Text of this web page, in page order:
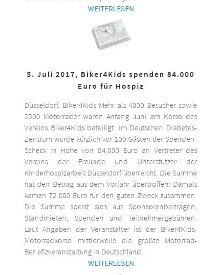
WEITERLESEN
5. Juli 2017, Biker4Kids spenden 84.000
Euro für Hospiz
Düsseldorf. Biker4Kids Mehr als 4000 Besucher sowie
2500 Motorräder waren Anfang Juni am Korso des
Vereins Biker4Kids beteiligt. Im Deutschen Diabetes-
Zentrum wurde kürzlich vor 100 Gästen der Spenden-
Scheck in Höhe von 84.000 Euro an Vertreter des
Vereins der Freunde und Unterstützer der
Kinderhospizarbeit Düsseldorf überreicht. Die Summe
hat den Betrag aus dem Vorjahr übertroffen: Damals
kamen 72.000 Euro für den guten Zweck zusammen.
Die Summe speist sich aus Sponsorenbeiträgen,
Standmieten, Spenden und Teilnehmergebühren.
Laut Angaben der Veranstalter ist der Biker4Kids-
Motorradkorso mittlerweile die größte Motorrad-
Benefizveranstaltung in Deutschland.
WEITERLESEN